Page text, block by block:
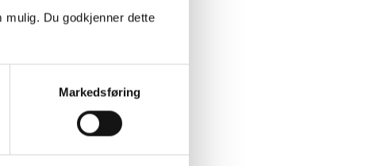
Du godkjenner dette
Markedsføring